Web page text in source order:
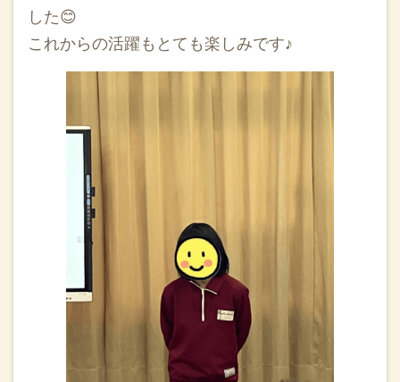
した😊
これからの活躍もとても楽しみです♪